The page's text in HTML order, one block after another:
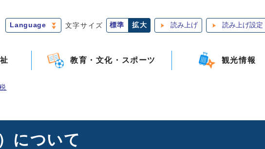
Language 文字サイズ 標準 拡大 読み上げ 読み上げ設定
教育・文化・スポーツ 観光情報
について